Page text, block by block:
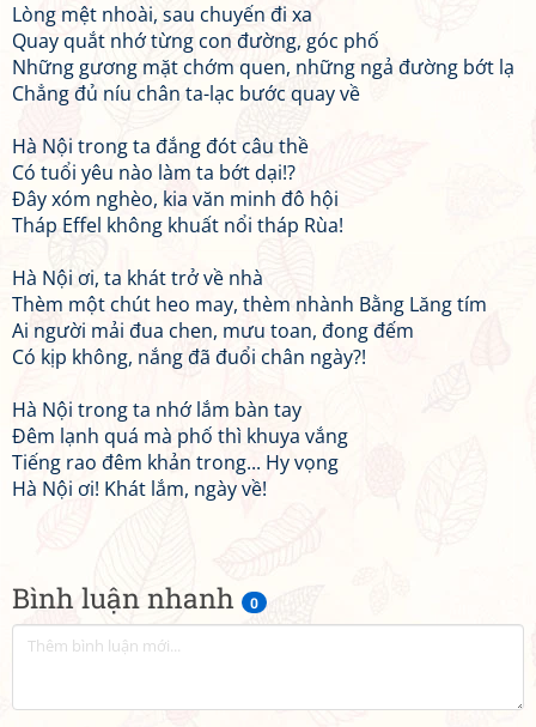
Bình luận nhanh 0
Lòng mệt nhoài, sau chuyến đi xa
Quay quắt nhớ từng con đường, góc phố
Những gương mặt chớm quen, những ngả đường bớt lạ
Chẳng đủ níu chân ta-lạc bước quay về
Hà Nội trong ta đắng đót câu thề
Có tuổi yêu nào làm ta bớt dại!?
Đây xóm nghèo, kia văn minh đô hội
Tháp Effel không khuất nổi tháp Rùa!
Hà Nội ơi, ta khát trở về nhà
Thèm một chút heo may, thèm nhành Bằng Lăng tím
Ai người mải đua chen, mưu toan, đong đếm
Có kịp không, nắng đã đuổi chân ngày?!
Hà Nội trong ta nhớ lắm bàn tay
Đêm lạnh quá mà phố thì khuya vắng
Tiếng rao đêm khản trong... Hy vọng
Hà Nội ơi! Khát lắm, ngày về!